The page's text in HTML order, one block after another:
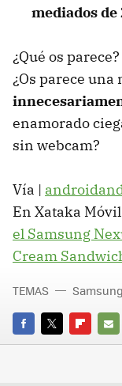
mediados de
¿Qué os
¿Os parece una
enamorado
sin webcam?
Vía |
En Xataka
el Samsung
Cream
FACEBOOK
TWITTER
E-
TEMAS Samsung